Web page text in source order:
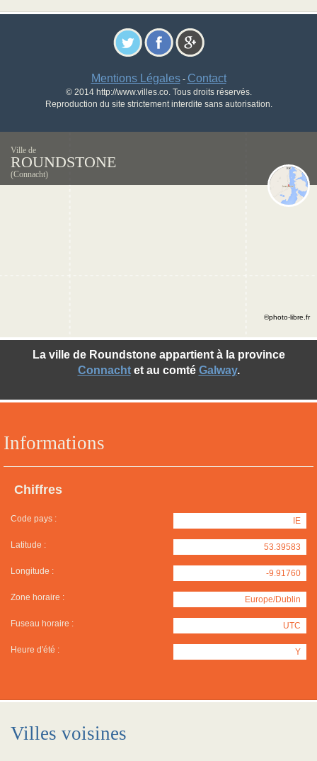
Mentions Légales- Contact
© 2014 http://www.villes.co. Tous droits réservés.
Reproduction du site strictement interdite sans autorisation.
Ville de
ROUNDSTONE
(Connacht)
Informations
Chiffres
Code pays : IE
Latitude : 53.39583
Longitude : -9.91760
Zone horaire : Europe/Dublin
Fuseau horaire : UTC
Heure d'été : Y
La ville de Roundstone appartient à la province
Connachtet au comté Galway.
©photo-libre.fr
Villes voisines